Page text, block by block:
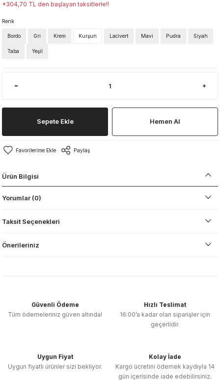
*304,70 TL den başlayan taksitlerle!!
Renk
Bordo Gri Krem Kurşun Lacivert Mavi Pudra Siyah
Taba Yeşil
Sepete Ekle Hemen Al
Paylaş
Ürün Bilgisi
Yorumlar (0)
Taksit Seçenekleri
Önerileriniz
Güvenli Ödeme
Tüm ödemeleriniz güven altında!
Hızlı Teslimat
16:00’a kadar olan siparişler için
geçerlidir.
Uygun Fiyat
Uygun fiyatlı ürünler sizi bekliyor.
Kolay İade
Kargo ücretini ödemek kaydıyla 14
gün içerisinde iade edebilirsiniz.